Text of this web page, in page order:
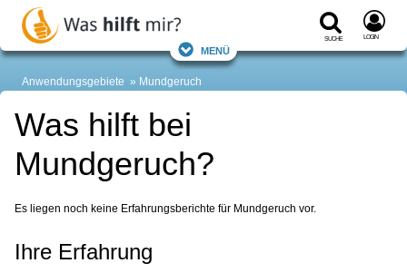
Suche Login
Menü
Anwendungsgebiete Mundgeruch
Was hilft bei
Mundgeruch?
Es liegen noch keine Erfahrungsberichte für Mundgeruch vor.
Ihre Erfahrung